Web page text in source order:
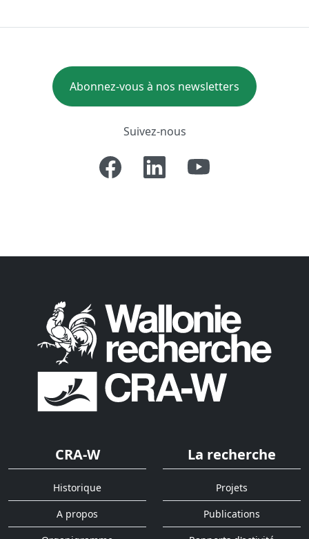
Abonnez-vous à nos newsletters
Suivez-nous
CRA-W
Historique
A propos
La recherche
Projets
Publications